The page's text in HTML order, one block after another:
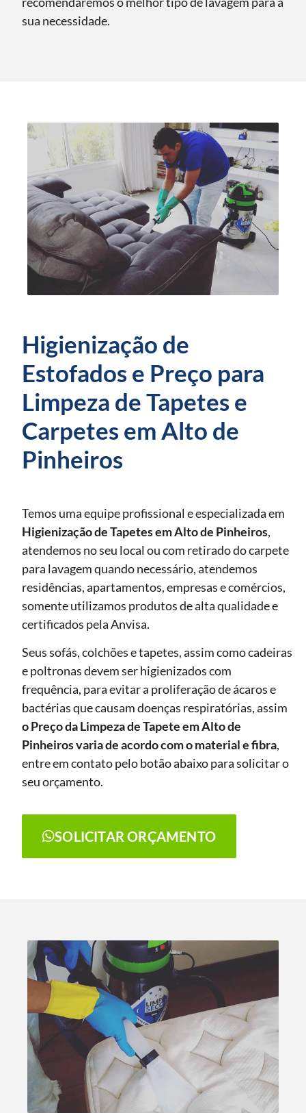
sua necessidade.
Higienização de
Estofados e Preço para
Limpeza de Tapetes e
Carpetes em Alto de
Pinheiros
Temos uma equipe profissional e especializada em
Higienização de Tapetesem Alto de Pinheiros,
atendemos no seu local ou com retirado do carpete
para lavagem quando necessário, atendemos
residências, apartamentos, empresas e comércios,
somente utilizamos produtos de alta qualidade e
certificados pela Anvisa.
Seus sofás, colchões e tapetes, assim como cadeiras
e poltronas devem ser higienizados com
frequência, para evitar a proliferação de ácaros e
bactérias que causam doenças respiratórias, assim
o Preço da Limpeza de Tapeteem Alto de
Pinheirosvaria de acordo com o material e fibra,
entre em contato pelo botão abaixo para solicitar o
seu orçamento.
SOLICITAR ORÇAMENTO